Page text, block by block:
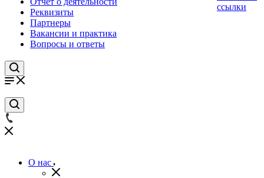
Реквизиты
Партнеры
Вакансии и практика
Вопросы и ответы
ссылки
О нас